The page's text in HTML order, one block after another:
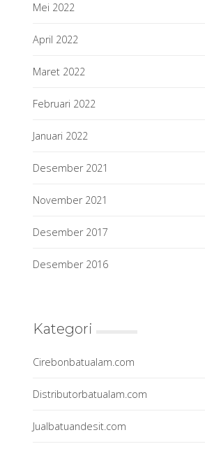
Mei 2022
April 2022
Maret 2022
Februari 2022
Januari 2022
Desember 2021
November 2021
Desember 2017
Desember 2016
Kategori
Cirebonbatualam.com
Distributorbatualam.com
Jualbatuandesit.com